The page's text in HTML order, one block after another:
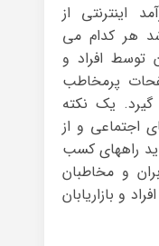
اینترنتی از
شد هر کدام می
توسط افراد و
پرمخاطب
گیرد. یک نکته
اجتماعی و از
راههای کسب
و مخاطبان
و بازاریابان